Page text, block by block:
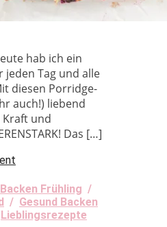
hab ich ein
jeden Tag und alle
diesen Porridge-
auch!) liebend
Kraft und
Das […]
Backen Frühling /
/ Gesund Backen
Lieblingsrezepte